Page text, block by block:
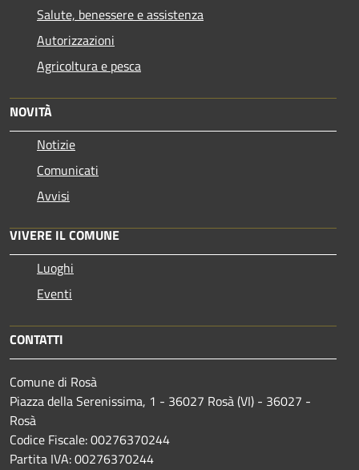
Salute, benessere e assistenza
Autorizzazioni
Agricoltura e pesca
NOVITÀ
Notizie
Comunicati
Avvisi
VIVERE IL COMUNE
Luoghi
Eventi
CONTATTI
Comune di Rosà
Piazza della Serenissima, 1 - 36027 Rosà (VI) - 36027 -
Rosà
Codice Fiscale: 00276370244
Partita IVA: 00276370244